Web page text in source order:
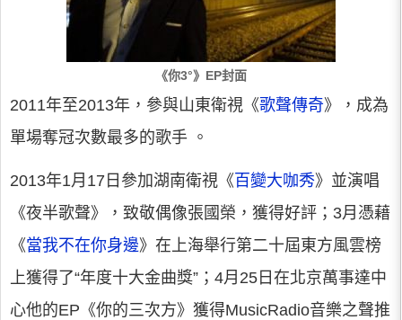
《你3°》EP封面
2011年至2013年，參與山東衛視《歌聲傳奇》，成為
單場奪冠次數最多的歌手 。
2013年1月17日參加湖南衛視《 百變大咖秀》並演唱
《夜半歌聲》，致敬偶像張國榮，獲得好評；3月憑藉
《當我不在你身邊》在上海舉行第二十屆東方風雲榜
上獲得了“年度十大金曲獎”；4月25日在北京萬事達中
心他的EP《你的三次方》獲得MusicRadio音樂之聲推